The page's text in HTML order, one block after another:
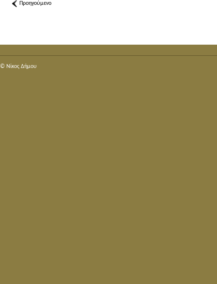
Προηγούμενο
© Nίκος Δήμου